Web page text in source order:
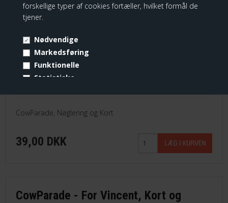
forskellige typer af cookies fortæller, hvilket formål de
tjener.
Nødvendige
Markedsføring
Funktionelle
Statistiske
Vis cookie detaljer
CowParade, Nøglering og Kort
39,00 DKK
CowParade - For Vincent, Kort og